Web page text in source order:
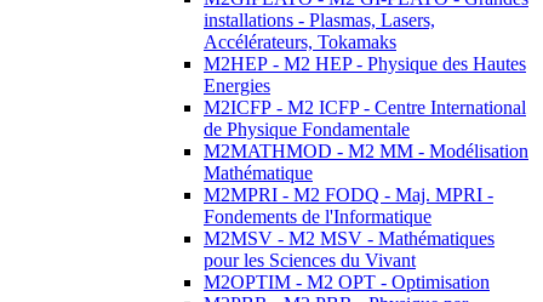
installations - Plasmas, Lasers,
Accélérateurs, Tokamaks
M2HEP - M2 HEP - Physique des Hautes
Energies
M2ICFP - M2 ICFP - Centre International
de Physique Fondamentale
M2MATHMOD - M2 MM - Modélisation
Mathématique
M2MPRI - M2 FODQ - Maj. MPRI -
Fondements de l'Informatique
M2MSV - M2 MSV - Mathématiques
pour les Sciences du Vivant
M2OPTIM - M2 OPT - Optimisation